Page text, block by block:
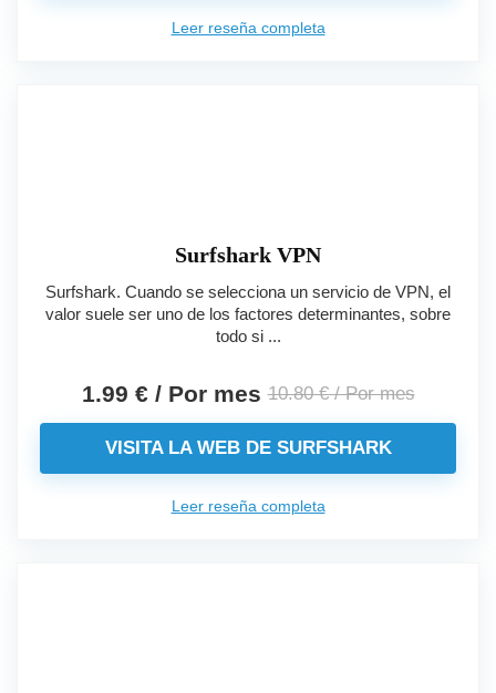
Leer reseña completa
Surfshark VPN
Surfshark. Cuando se selecciona un servicio de VPN, el
valor suele ser uno de los factores determinantes, sobre
todo si ...
1.99 € / Por mes 10.80 € / Por mes
VISITA LA WEB DE SURFSHARK
Leer reseña completa